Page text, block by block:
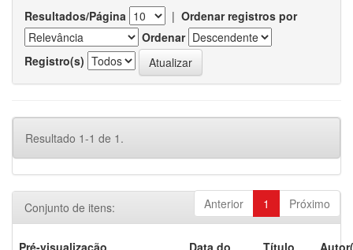
Resultados/Página | Ordenar registros por
Ordenar
Registro(s)
Resultado 1-1 de 1.
Anterior 1 Próximo
Conjunto de itens:
Pré-visualização
Data do
Título